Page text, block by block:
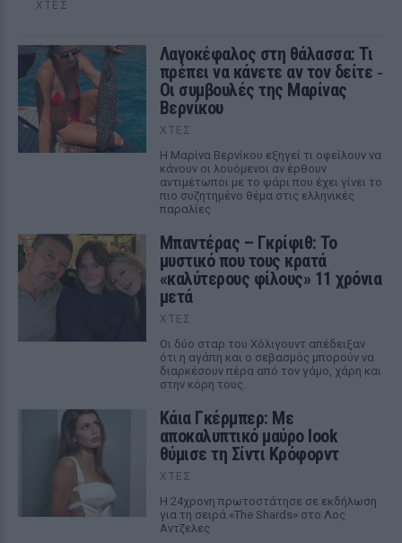
ΧΤΕΣ
Λαγοκέφαλος στη θάλασσα: Τι
πρέπει να κάνετε αν τον δείτε ‑
Οι συμβουλές της Μαρίνας
Βερνίκου
ΧΤΕΣ
Η Μαρίνα Βερνίκου εξηγεί τι οφείλουν να
κάνουν οι λουόμενοι αν έρθουν
αντιμέτωποι με το ψάρι που έχει γίνει το
πιο συζητημένο θέμα στις ελληνικές
παραλίες
Μπαντέρας – Γκρίφιθ: Το
μυστικό που τους κρατά
«καλύτερους φίλους» 11 χρόνια
μετά
ΧΤΕΣ
Οι δύο σταρ του Χόλιγουντ απέδειξαν
ότι η αγάπη και ο σεβασμός μπορούν να
διαρκέσουν πέρα από τον γάμο, χάρη και
στην κόρη τους.
Κάια Γκέρμπερ: Με
αποκαλυπτικό μαύρο look
θύμισε τη Σίντι Κρόφορντ
ΧΤΕΣ
Η 24χρονη πρωτοστάτησε σε εκδήλωση
για τη σειρά «The Shards» στο Λος
Αντζελες